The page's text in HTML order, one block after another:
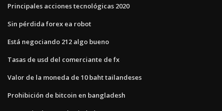
Principales acciones tecnológicas 2020
Sin pérdida forex ea robot
Está negociando 212 algo bueno
Tasas de usd del comerciante de fx
Valor de la moneda de 10 baht tailandeses
Prohibición de bitcoin en bangladesh